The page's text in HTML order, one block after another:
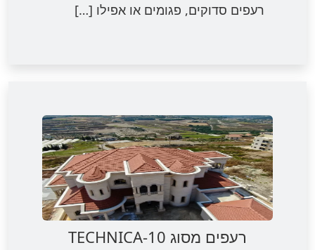
רעפים סדוקים, פגומים או אפילו […]
רעפים מסוג TECHNICA-10